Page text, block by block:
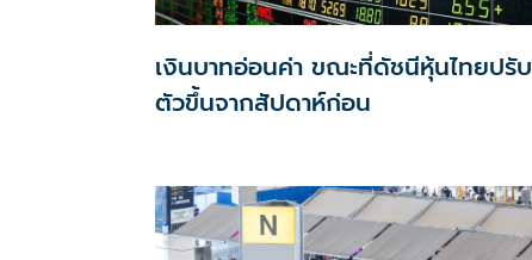
เงินบาทอ่อนค่า ขณะที่ดัชนีหุ้นไทยปรับ
ตัวขึ้นจากสัปดาห์ก่อน